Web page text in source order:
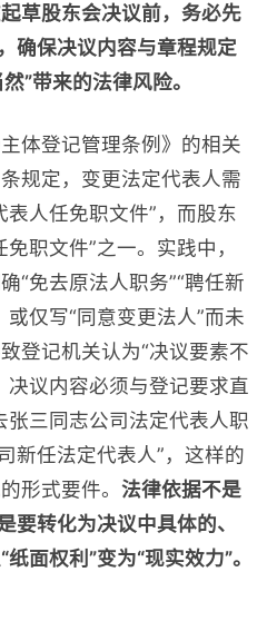
草股东会决议前，务必先
确保决议内容与章程规定
”带来的法律风险。
体登记管理条例》的相关
规定，变更法定代表人需
表人任免职文件”，而股东
职文件”之一。实践中，
“免去原法人职务”“聘任新
仅写“同意变更法人”而未
登记机关认为“决议要素不
决议内容必须与登记要求直
张三同志公司法定代表人职
新任法定代表人”，这样的
形式要件。 法律依据不是
要转化为决议中具体的、
面权利”变为“现实效力”。